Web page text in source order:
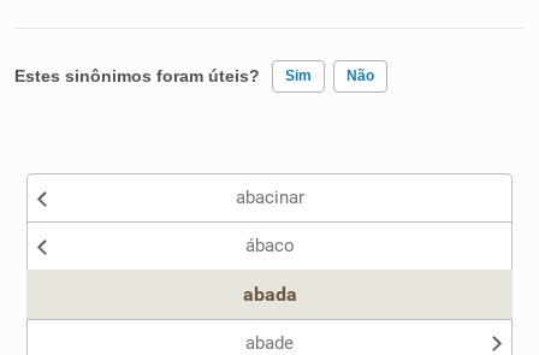
Sinônimos
Estes sinônimos foram úteis? Sim Não
Nenhum dos sinônimos apresentados me ajudou
abacinar
ábaco
abada
abade